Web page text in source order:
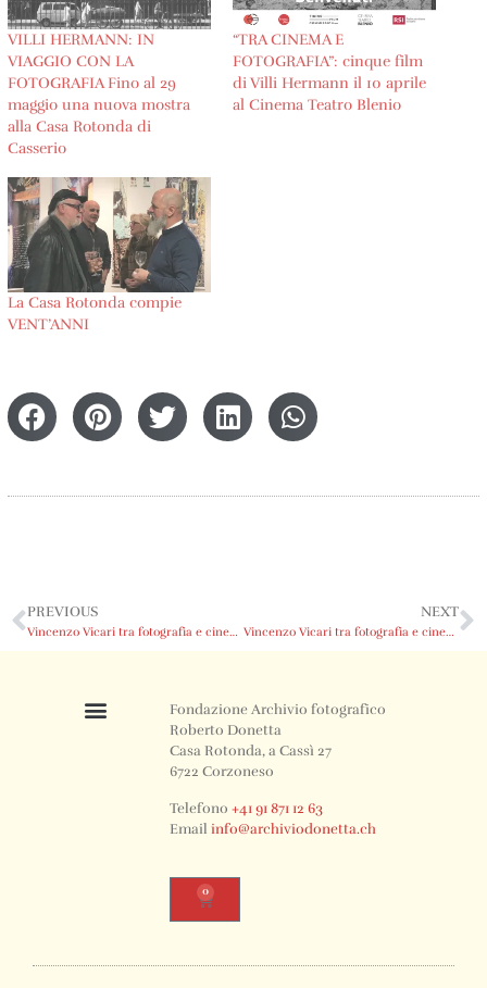
VILLI HERMANN: IN
VIAGGIO CON LA
FOTOGRAFIA Fino al 29
maggio una nuova mostra
alla Casa Rotonda di
Casserio
“TRA CINEMA E
FOTOGRAFIA”: cinque film
di Villi Hermann il 10 aprile
al Cinema Teatro Blenio
La Casa Rotonda compie
VENT’ANNI
PREVIOUS
Vincenzo Vicari tra fotografia e cinema
NEXT
Vincenzo Vicari tra fotografia e cinema
Fondazione Archivio fotografico
Roberto Donetta
Casa Rotonda, a Cassì 27
6722 Corzoneso
Telefono+41 91 871 12 63
Emailinfo@archiviodonetta.ch
0